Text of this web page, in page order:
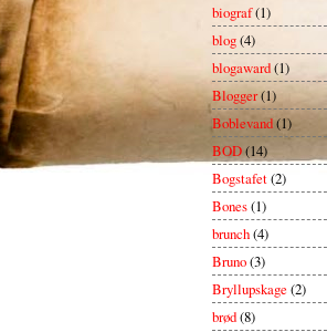
biograf(1)
blog(4)
blogaward(1)
Blogger(1)
Boblevand(1)
BOD(14)
Bogstafet(2)
Bones(1)
brunch(4)
Bruno(3)
Bryllupskage(2)
brød(8)